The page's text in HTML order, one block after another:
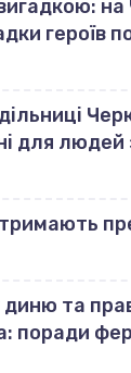
на
героїв
для людей
диню та
поради